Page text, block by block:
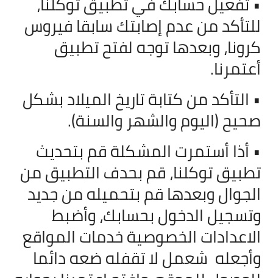
للتأكد من عدم إصابتك سابقا فيروس
كرونا، وبعدها توجه لفتح تطبيق
أعتمرنا.
• التأكد من كتابة تاريخ الميلاد بشكل
صحيح (اليوم والشهر والسنة).
• أذا أستمرت المشكلة قم بتحديث
تطبيق توكلنا، قم بحدف التطبيق من
الجوال وبعدها قم بتحميله من جديد
وتسجيل الدخول بحسابك، وأضبط
الاعدادات الخصوصية خدمات المواقع
وأجعله شعمل لا تقفله ضعه دائما